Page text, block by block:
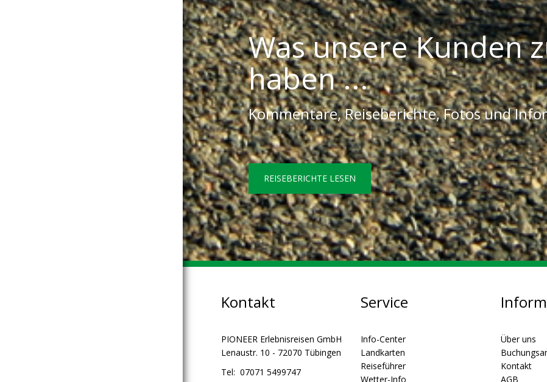
Was unsere Kunden
haben ...
Kommentare, Reiseberichte, Fotos und
REISEBERICHTE LESEN
Kontakt
PIONEER Erlebnisreisen GmbH
Lenaustr. 10 - 72070 Tübingen
Tel: 07071 5499747
Service
Info-Center
Landkarten
Reiseführer
Wetter-Info
Über uns
Kontakt
AGB